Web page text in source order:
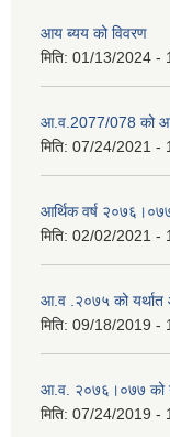
आय ब्यय को विवरण
मिति: 01/13/2024 -
आ.व.2077/078 को
मिति: 07/24/2021 -
आर्थिक वर्ष
मिति: 02/02/2021 -
आ.व .२०७५ को
मिति: 09/18/2019 -
आ.व. २०७६।०७७ को
मिति: 07/24/2019 -